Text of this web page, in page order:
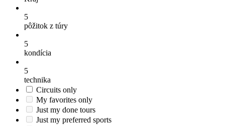
5
pôžitok z túry
5
kondícia
5
technika
Circuits only
My favorites only
Just my done tours
Just my preferred sports